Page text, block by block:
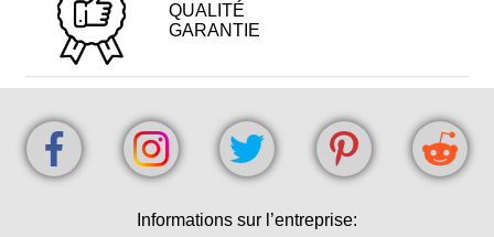
QUALITÉ
GARANTIE
Informations sur l’entreprise: